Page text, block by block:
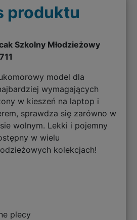
produktu
Szkolny Młodzieżowy
model dla
wymagających
w kieszeń na laptop i
sprawdza się zarówno w
wolnym. Lekki i pojemny
w wielu
kolekcjach!
plecy